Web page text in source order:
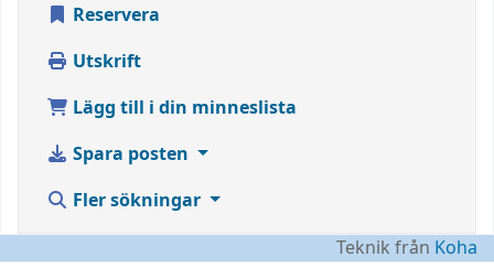
Reservera
Utskrift
Lägg till i din minneslista
Spara posten
Fler sökningar
Teknik från Koha